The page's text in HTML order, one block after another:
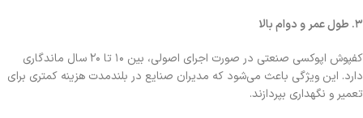
۳. طول عمر و دوام بالا
کفپوش اپوکسی صنعتی در صورت اجرای اصولی، بین ۱۰ تا ۲۰ سال ماندگاری
دارد. این ویژگی باعث می‌شود که مدیران صنایع در بلندمدت هزینه کمتری برای
تعمیر و نگهداری بپردازند.